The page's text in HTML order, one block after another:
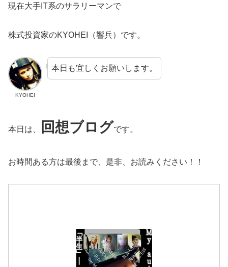
現在大手IT系のサラリーマンで
株式投資家のKYOHEI（響兵）です。
KYOHEI
本日も宜しくお願いします。
本日は、 回想ブログです。
お時間ある方は最後まで、是非、お読みください！！